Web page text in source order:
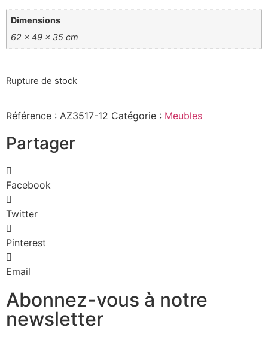
Dimensions
62 × 49 × 35 cm
Rupture de stock
Référence : AZ3517-12 Catégorie : Meubles
Partager
Facebook
Twitter
Pinterest
Email
Abonnez-vous à notre
newsletter